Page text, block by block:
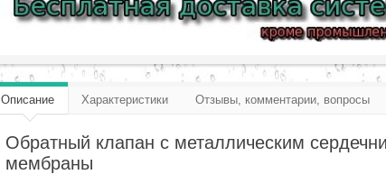
Описание Характеристики Отзывы, комментарии, вопросы
Обратный клапан с металлическим
мембраны